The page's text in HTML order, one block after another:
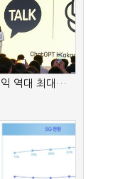
익 역대 최대…